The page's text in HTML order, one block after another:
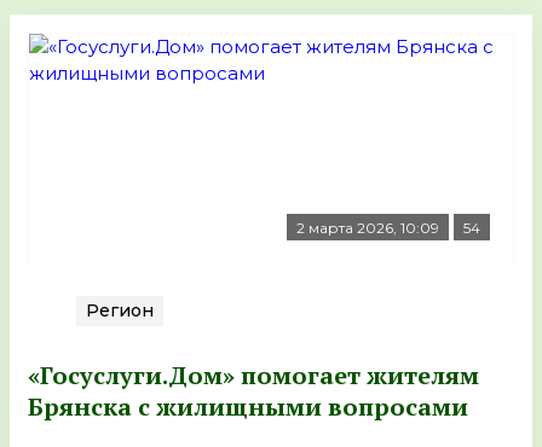
2 марта 2026, 10:09 54
Регион
«Госуслуги.Дом» помогает жителям
Брянска с жилищными вопросами